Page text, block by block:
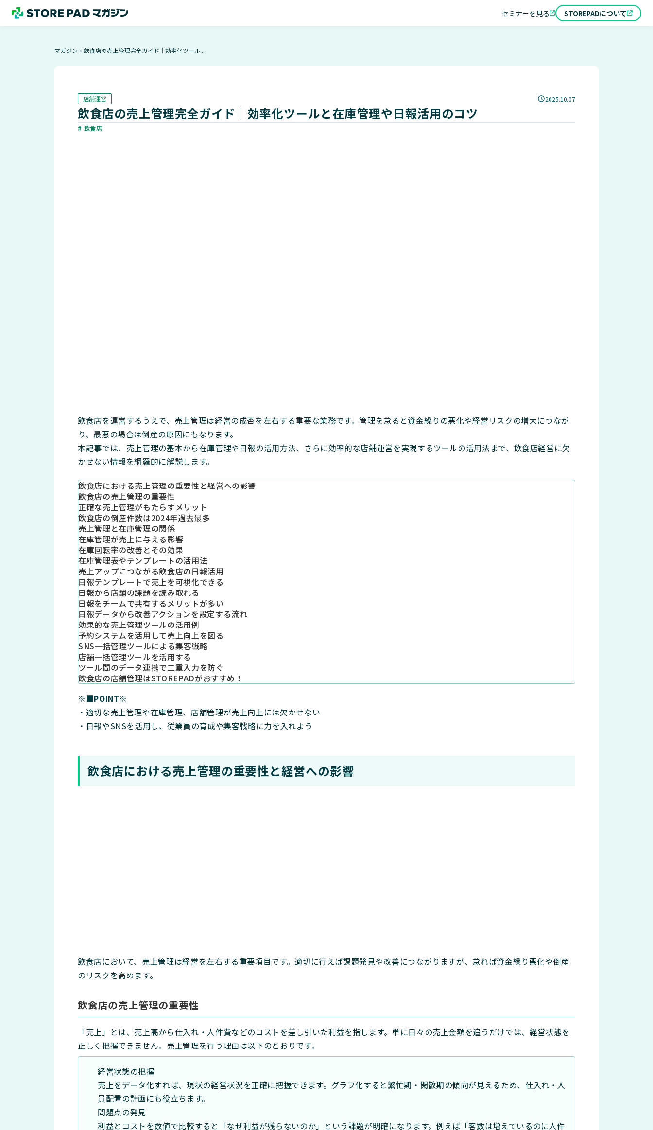
マガジン ＞ 飲食店の売上管理完全ガイド｜効率化ツール...
店舗運営 2025.10.07
飲食店の売上管理完全ガイド｜効率化ツールと在庫管理や日報活用のコツ
# 飲食店
飲食店を運営するうえで、売上管理は経営の成否を左右する重要な業務です。管理を怠ると資金繰りの悪化や経営リスクの増大につなが
り、最悪の場合は倒産の原因にもなります。
本記事では、売上管理の基本から在庫管理や日報の活用方法、さらに効率的な店舗運営を実現するツールの活用法まで、飲食店経営に欠
かせない情報を網羅的に解説します。
飲食店における売上管理の重要性と経営への影響
飲食店の売上管理の重要性
正確な売上管理がもたらすメリット
飲食店の倒産件数は2024年過去最多
売上管理と在庫管理の関係
在庫管理が売上に与える影響
在庫回転率の改善とその効果
在庫管理表やテンプレートの活用法
売上アップにつながる飲食店の日報活用
日報テンプレートで売上を可視化できる
日報から店舗の課題を読み取れる
日報をチームで共有するメリットが多い
日報データから改善アクションを設定する流れ
効果的な売上管理ツールの活用例
予約システムを活用して売上向上を図る
SNS一括管理ツールによる集客戦略
店舗一括管理ツールを活用する
ツール間のデータ連携で二重入力を防ぐ
飲食店の店舗管理はSTOREPADがおすすめ！
※■POINT※
・適切な売上管理や在庫管理、店舗管理が売上向上には欠かせない
・日報やSNSを活用し、従業員の育成や集客戦略に力を入れよう
飲食店における売上管理の重要性と経営への影響
飲食店において、売上管理は経営を左右する重要項目です。適切に行えば課題発見や改善につながりますが、怠れば資金繰り悪化や倒産
のリスクを高めます。
飲食店の売上管理の重要性
「売上」とは、売上高から仕入れ・人件費などのコストを差し引いた利益を指します。単に日々の売上金額を追うだけでは、経営状態を
正しく把握できません。売上管理を行う理由は以下のとおりです。
経営状態の把握
売上をデータ化すれば、現状の経営状況を正確に把握できます。グラフ化すると繁忙期・閑散期の傾向が見えるため、仕入れ・人
員配置の計画にも役立ちます。
問題点の発見
利益とコストを数値で比較すると「なぜ利益が残らないのか」という課題が明確になります。例えば「客数は増えているのに人件
セミナーを見る STOREPADについて